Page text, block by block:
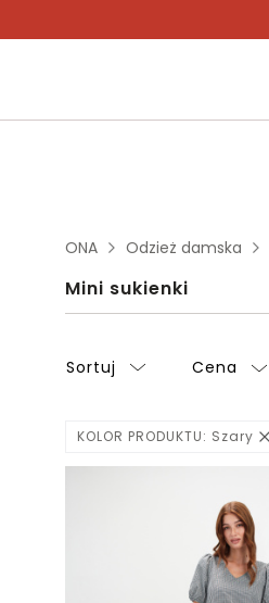
ONA Odzież damska
Mini sukienki
Sortuj Cena
KOLOR PRODUKTU: Szary